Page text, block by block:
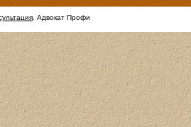
. Адвокат Профи